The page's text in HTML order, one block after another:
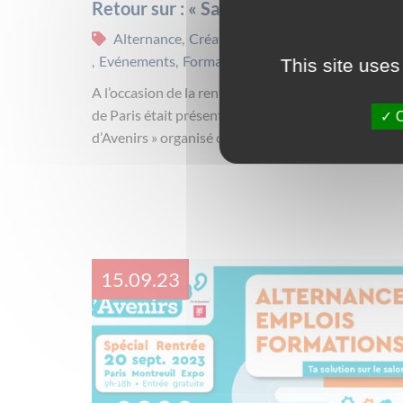
Retour sur : « Salon Jeunes d’Avenirs »
Alternance Création d'activité
Evénements Formation - Orientation
A l’occasion de la rentrée scolaire, la Mission Locale
de Paris était présente sur le « Salon Jeunes
d’Avenirs » organisé ce mercredi 20 septembre
15.09.23
This site